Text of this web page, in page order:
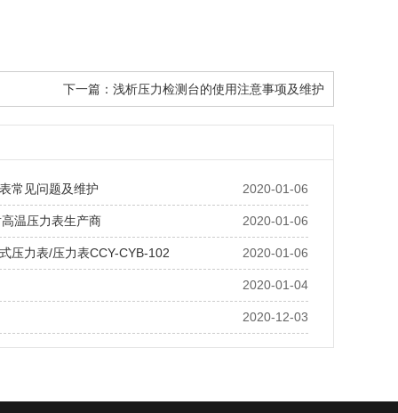
下一篇： 浅析压力检测台的使用注意事项及维护
2020-01-06
常见问题及维护
2020-01-06
温压力表生产商
2020-01-06
压力表/压力表CCY-CYB-102
2020-01-04
2020-12-03